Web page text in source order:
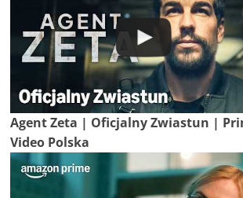
Agent Zeta | Oficjalny Zwiastun |
Video Polska